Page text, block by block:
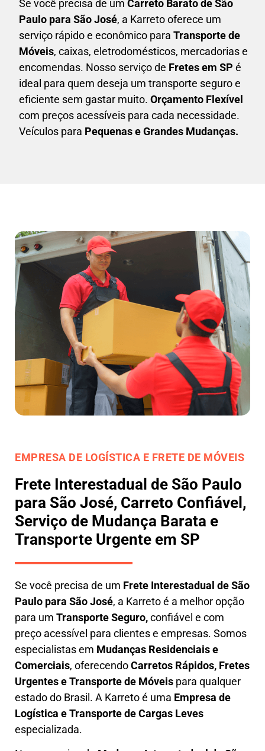
Se você precisa de um Carreto Baratode São
Paulo para São José, a Karreto oferece um
serviço rápido e econômico para Transporte de
Móveis, caixas, eletrodomésticos, mercadorias e
encomendas. Nosso serviço de Fretes em SP é
ideal para quem deseja um transporte seguro e
eficiente sem gastar muito. Orçamento Flexível
com preços acessíveis para cada necessidade.
Veículos para Pequenas e Grandes Mudanças.
EMPRESA DE LOGÍSTICA E FRETE DE MÓVEIS
Frete Interestadual de São Paulo
para São José, Carreto Confiável,
Serviço de Mudança Barata e
Transporte Urgente em SP
Se você precisa de um Frete Interestadual de São
Paulo para São José, a Karreto é a melhor opção
para um Transporte Seguro,confiável e com
preço acessível para clientes e empresas. Somos
especialistas em Mudanças Residenciais e
Comerciais, oferecendoCarretos Rápidos, Fretes
Urgentes e Transporte de Móveis para qualquer
estado do Brasil. A Karretoé uma Empresa de
Logística e Transporte de Cargas Leves
especializada.